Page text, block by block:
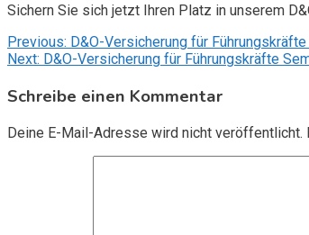
Sichern Sie sich jetzt Ihren Platz in unserem
Beitragsnavigation
Previous: D&O-Versicherung für
Next: D&O-Versicherung für Führungskräfte
Schreibe einen Kommentar
Deine E-Mail-Adresse wird nicht veröffentlicht.